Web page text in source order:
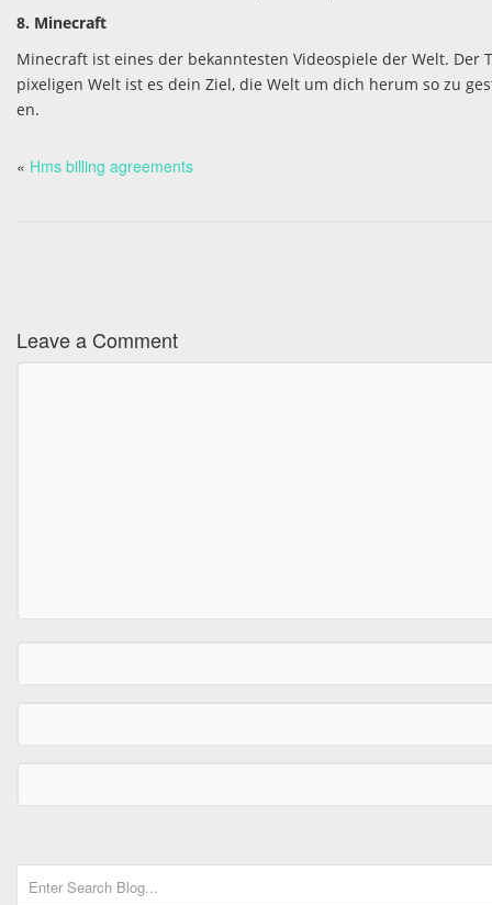
8. Minecraft
Minecraft ist eines der bekanntesten Videospiele der Welt.
pixeligen Welt ist es dein Ziel, die Welt um dich herum so zu
en.
« Hms billing agreements
Leave a Comment